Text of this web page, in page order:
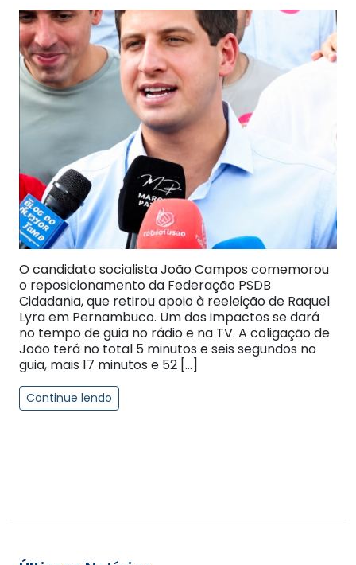
O candidato socialista João Campos comemorou
o reposicionamento da Federação PSDB
Cidadania, que retirou apoio à reeleição de Raquel
Lyra em Pernambuco. Um dos impactos se dará
no tempo de guia no rádio e na TV. A coligação de
João terá no total 5 minutos e seis segundos no
guia, mais 17 minutos e 52 […]
Continue lendo